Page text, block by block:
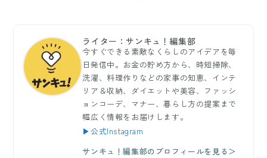
ライター：サンキュ！編集部
今すぐできる素敵なくらしのアイデアを毎
日発信中。お金の貯め方から、時短掃除、
洗濯、料理作りなどの家事の知恵、インテ
リア＆収納、ダイエットや美容、ファッシ
ョンコーデ、マナー、暮らし方の提案まで
幅広く情報をお届けします。
▶公式Instagram
サンキュ！編集部のプロフィールを見る＞